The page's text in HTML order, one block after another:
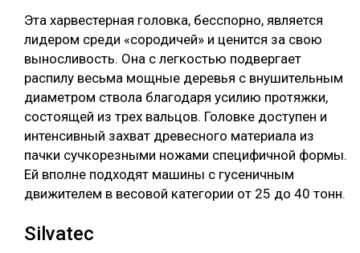
Эта харвестерная головка, бесспорно, является
лидером среди «сородичей» и ценится за свою
выносливость. Она с легкостью подвергает
распилу весьма мощные деревья с внушительным
диаметром ствола благодаря усилию протяжки,
состоящей из трех вальцов. Головке доступен и
интенсивный захват древесного материала из
пачки сучкорезными ножами специфичной формы.
Ей вполне подходят машины с гусеничным
движителем в весовой категории от 25 до 40 тонн.
Silvatec